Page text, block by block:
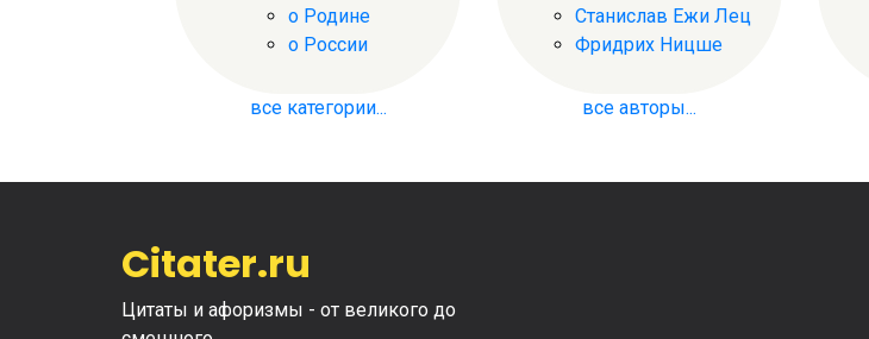
о Родине
о России
все категории...
Станислав Ежи Лец
Фридрих Ницше
все авторы...
Citater.ru
Цитаты и афоризмы - от великого до